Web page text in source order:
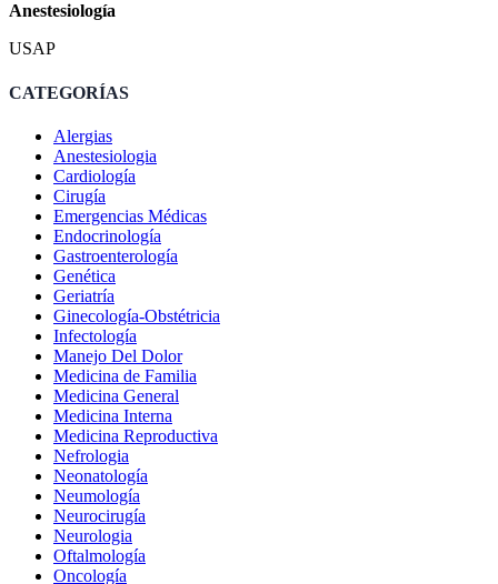
Anestesiología
USAP
CATEGORÍAS
Alergias
Anestesiologia
Cardiología
Cirugía
Emergencias Médicas
Endocrinología
Gastroenterología
Genética
Geriatría
Ginecología-Obstétricia
Infectología
Manejo Del Dolor
Medicina de Familia
Medicina General
Medicina Interna
Medicina Reproductiva
Nefrologia
Neonatología
Neumología
Neurocirugía
Neurologia
Oftalmología
Oncología